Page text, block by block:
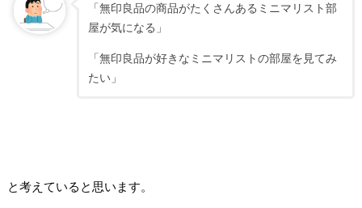
「無印良品の商品がたくさんあるミニマリスト部
屋が気になる」
「無印良品が好きなミニマリストの部屋を見てみ
たい」
と考えていると思います。